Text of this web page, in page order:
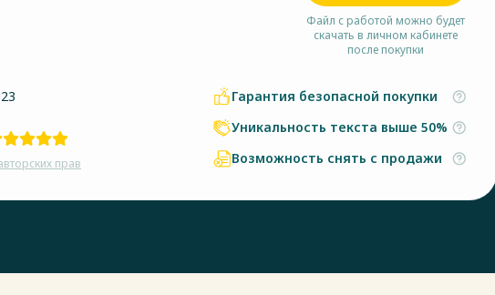
Файл с работой можно будет
скачать в личном кабинете
после покупки
прав
Гарантия безопасной покупки
Уникальность текста выше 50%
Возможность снять с продажи